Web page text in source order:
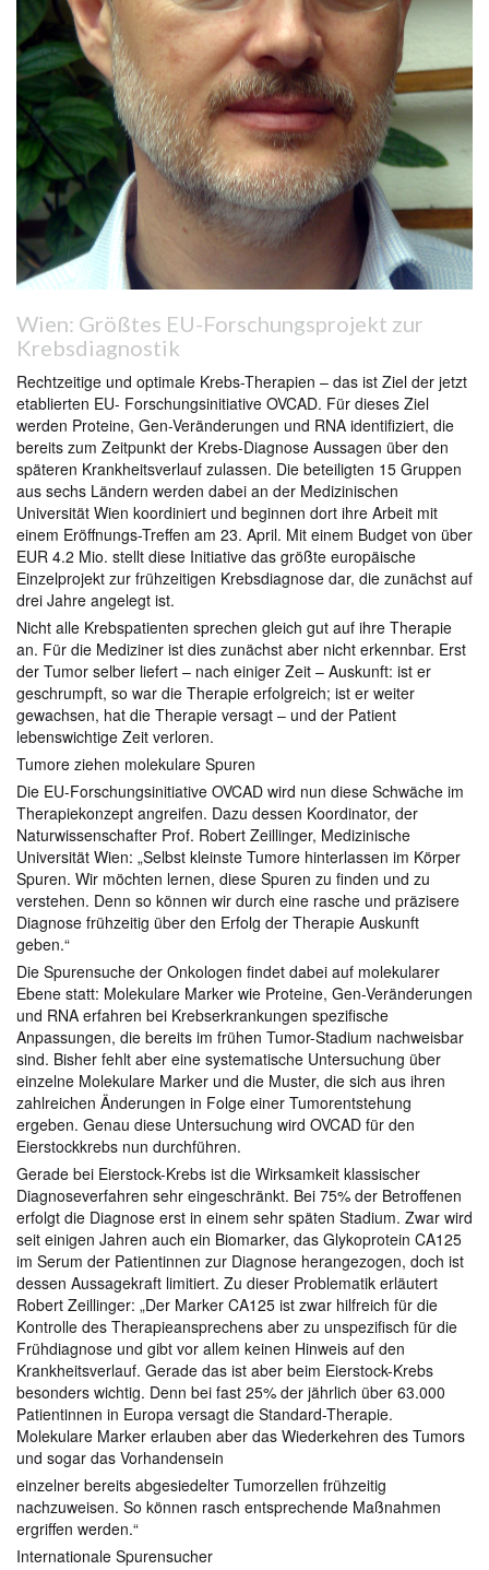
Wien: Größtes EU-Forschungsprojekt zur
Krebsdiagnostik
Rechtzeitige und optimale Krebs-Therapien – das ist Ziel der jetzt
etablierten EU- Forschungsinitiative OVCAD. Für dieses Ziel
werden Proteine, Gen-Veränderungen und RNA identifiziert, die
bereits zum Zeitpunkt der Krebs-Diagnose Aussagen über den
späteren Krankheitsverlauf zulassen. Die beteiligten 15 Gruppen
aus sechs Ländern werden dabei an der Medizinischen
Universität Wien koordiniert und beginnen dort ihre Arbeit mit
einem Eröffnungs-Treffen am 23. April. Mit einem Budget von über
EUR 4.2 Mio. stellt diese Initiative das größte europäische
Einzelprojekt zur frühzeitigen Krebsdiagnose dar, die zunächst auf
drei Jahre angelegt ist.
Nicht alle Krebspatienten sprechen gleich gut auf ihre Therapie
an. Für die Mediziner ist dies zunächst aber nicht erkennbar. Erst
der Tumor selber liefert – nach einiger Zeit – Auskunft: ist er
geschrumpft, so war die Therapie erfolgreich; ist er weiter
gewachsen, hat die Therapie versagt – und der Patient
lebenswichtige Zeit verloren.
Tumore ziehen molekulare Spuren
Die EU-Forschungsinitiative OVCAD wird nun diese Schwäche im
Therapiekonzept angreifen. Dazu dessen Koordinator, der
Naturwissenschafter Prof. Robert Zeillinger, Medizinische
Universität Wien: „Selbst kleinste Tumore hinterlassen im Körper
Spuren. Wir möchten lernen, diese Spuren zu finden und zu
verstehen. Denn so können wir durch eine rasche und präzisere
Diagnose frühzeitig über den Erfolg der Therapie Auskunft
geben.“
Die Spurensuche der Onkologen findet dabei auf molekularer
Ebene statt: Molekulare Marker wie Proteine, Gen-Veränderungen
und RNA erfahren bei Krebserkrankungen spezifische
Anpassungen, die bereits im frühen Tumor-Stadium nachweisbar
sind. Bisher fehlt aber eine systematische Untersuchung über
einzelne Molekulare Marker und die Muster, die sich aus ihren
zahlreichen Änderungen in Folge einer Tumorentstehung
ergeben. Genau diese Untersuchung wird OVCAD für den
Eierstockkrebs nun durchführen.
Gerade bei Eierstock-Krebs ist die Wirksamkeit klassischer
Diagnoseverfahren sehr eingeschränkt. Bei 75% der Betroffenen
erfolgt die Diagnose erst in einem sehr späten Stadium. Zwar wird
seit einigen Jahren auch ein Biomarker, das Glykoprotein CA125
im Serum der Patientinnen zur Diagnose herangezogen, doch ist
dessen Aussagekraft limitiert. Zu dieser Problematik erläutert
Robert Zeillinger: „Der Marker CA125 ist zwar hilfreich für die
Kontrolle des Therapieansprechens aber zu unspezifisch für die
Frühdiagnose und gibt vor allem keinen Hinweis auf den
Krankheitsverlauf. Gerade das ist aber beim Eierstock-Krebs
besonders wichtig. Denn bei fast 25% der jährlich über 63.000
Patientinnen in Europa versagt die Standard-Therapie.
Molekulare Marker erlauben aber das Wiederkehren des Tumors
und sogar das Vorhandensein
einzelner bereits abgesiedelter Tumorzellen frühzeitig
nachzuweisen. So können rasch entsprechende Maßnahmen
ergriffen werden.“
Internationale Spurensucher